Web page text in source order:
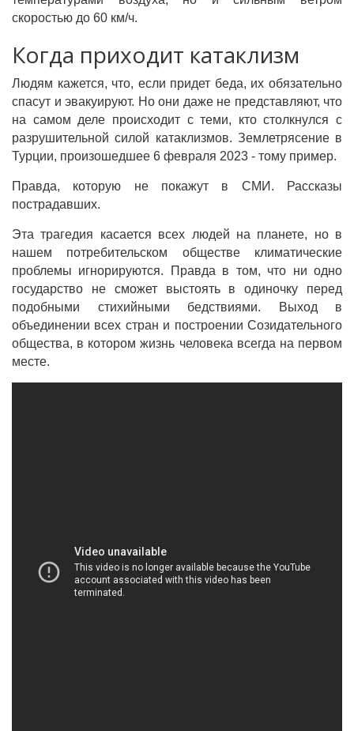
скоростью до 60 км/ч.
Когда приходит катаклизм
Людям кажется, что, если придет беда, их обязательно
спасут и эвакуируют. Но они даже не представляют, что
на самом деле происходит с теми, кто столкнулся с
разрушительной силой катаклизмов. Землетрясение в
Турции, произошедшее 6 февраля 2023 - тому пример.
Правда, которую не покажут в СМИ. Рассказы
пострадавших.
Эта трагедия касается всех людей на планете, но в
нашем потребительском обществе климатические
проблемы игнорируются. Правда в том, что ни одно
государство не сможет выстоять в одиночку перед
подобными стихийными бедствиями. Выход в
объединении всех стран и построении Созидательного
общества, в котором жизнь человека всегда на первом
месте.